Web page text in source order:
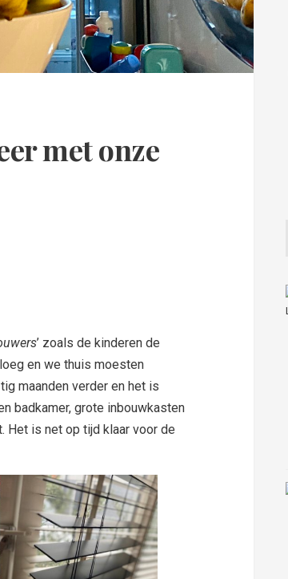
met onze
’ zoals de kinderen de
en we thuis moesten
maanden verder en het is
badkamer, grote inbouwkasten
Het is net op tijd klaar voor de